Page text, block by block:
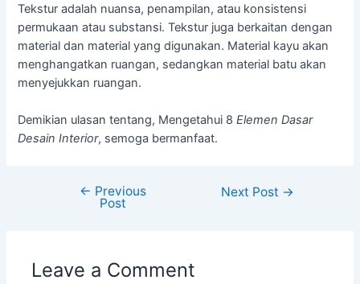
Tekstur adalah nuansa, penampilan, atau konsistensi
permukaan atau substansi. Tekstur juga berkaitan dengan
material dan material yang digunakan. Material kayu akan
menghangatkan ruangan, sedangkan material batu akan
menyejukkan ruangan.
Demikian ulasan tentang, Mengetahui 8Elemen Dasar
Desain Interior, semoga bermanfaat.
← Previous
Post
Next Post →
Leave a Comment